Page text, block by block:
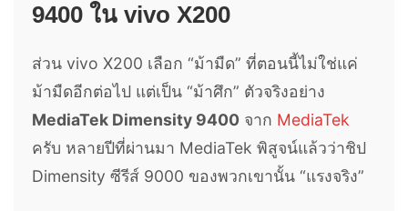
9400 ใน vivo X200
ส่วน vivo X200 เลือก “ม้ามืด” ที่ตอนนี้ไม่ใช่แค่
ม้ามืดอีกต่อไป แต่เป็น “ม้าศึก” ตัวจริงอย่าง
MediaTek Dimensity 9400 จาก MediaTek
ครับ หลายปีที่ผ่านมา MediaTek พิสูจน์แล้วว่าชิป
Dimensity ซีรีส์ 9000 ของพวกเขานั้น “แรงจริง”